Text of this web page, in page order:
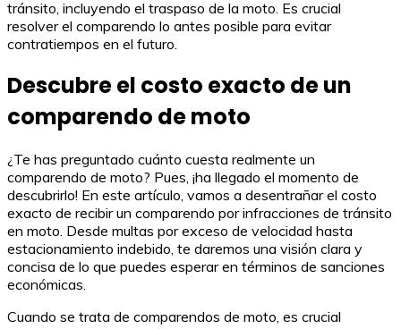
tránsito, incluyendo el traspaso de la moto. Es crucial
resolver el comparendo lo antes posible para evitar
contratiempos en el futuro.
Descubre el costo exacto de un
comparendo de moto
¿Te has preguntado cuánto cuesta realmente un
comparendo de moto? Pues, ¡ha llegado el momento de
descubrirlo! En este artículo, vamos a desentrañar el costo
exacto de recibir un comparendo por infracciones de tránsito
en moto. Desde multas por exceso de velocidad hasta
estacionamiento indebido, te daremos una visión clara y
concisa de lo que puedes esperar en términos de sanciones
económicas.
Cuando se trata de comparendos de moto, es crucial